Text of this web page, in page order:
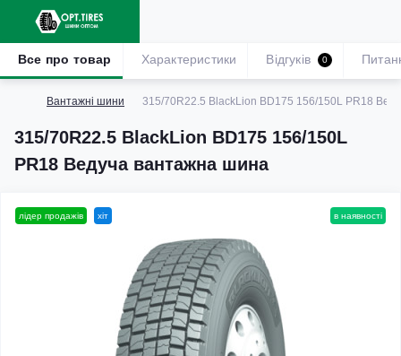
Вантажні шини 315/70R22.5 BlackLion BD175 156/150L PR18
315/70R22.5 BlackLion BD175 156/150L
PR18 Ведуча вантажна шина
Все про товар Характеристики Відгуків 0
лідер продажів хіт в наявності